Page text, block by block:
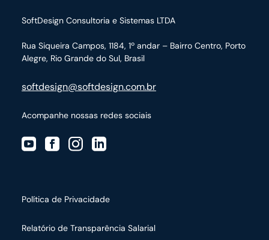
SoftDesign Consultoria e Sistemas LTDA
Rua Siqueira Campos, 1184, 1º andar – Bairro Centro, Porto
Alegre, Rio Grande do Sul, Brasil
softdesign@softdesign.com.br
Acompanhe nossas redes sociais
Política de Privacidade
Relatório de Transparência Salarial